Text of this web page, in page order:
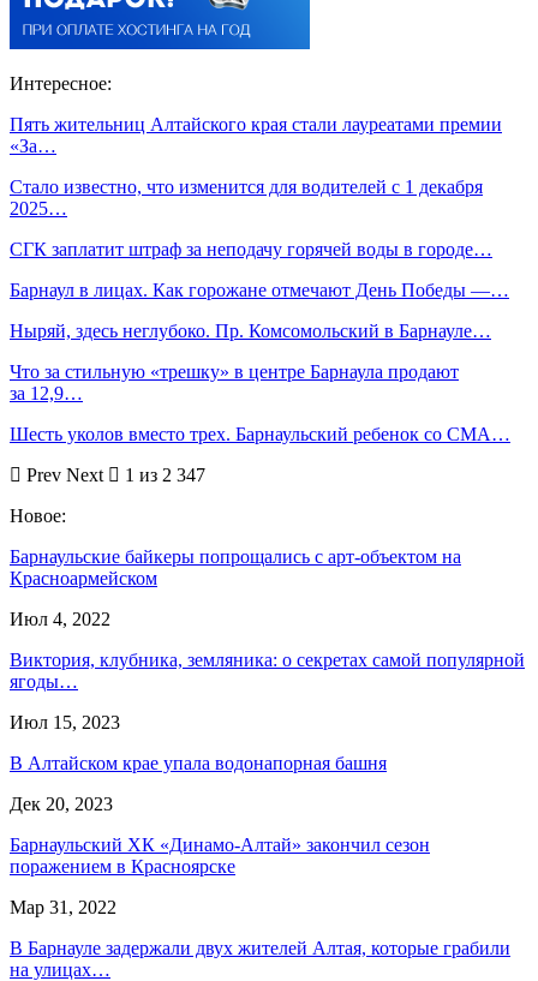
Интересное:
Пять жительниц Алтайского края стали лауреатами премии
«За…
Стало известно, что изменится для водителей с 1 декабря
2025…
СГК заплатит штраф за неподачу горячей воды в городе…
Барнаул в лицах. Как горожане отмечают День Победы —…
Ныряй, здесь неглубоко. Пр. Комсомольский в Барнауле…
Что за стильную «трешку» в центре Барнаула продают
за 12,9…
Шесть уколов вместо трех. Барнаульский ребенок со СМА…
Prev Next
1 из 2 347
Новое:
Барнаульские байкеры попрощались с арт-объектом на
Красноармейском
Июл 4, 2022
Виктория, клубника, земляника: о секретах самой популярной
ягоды…
Июл 15, 2023
В Алтайском крае упала водонапорная башня
Дек 20, 2023
Барнаульский ХК «Динамо-Алтай» закончил сезон
поражением в Красноярске
Мар 31, 2022
В Барнауле задержали двух жителей Алтая, которые грабили
на улицах…